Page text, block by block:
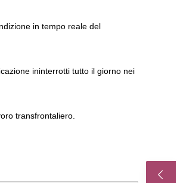
in tempo reale del
ininterrotti tutto il giorno nei
transfrontaliero.